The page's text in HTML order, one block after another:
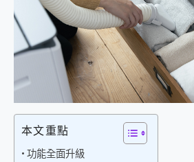
外型超吸晴~ 給您絕佳操控體驗 GravaStar Mercury K1 系列 異星機械鍵盤與 Mercury X 系列 輕量無線電競滑鼠 開箱 評測
開箱~變身「蜘蛛人」椅子軍師！MSI MPG 491CQP QD-OLED 超寬曲面電競螢幕，多工辦公、爽度滿滿的終極桌面體驗
DJI Osmo Pocket 3 爽爽帶回家 歡慶 EaseUS 21 週年到來，「Slogan 海報徵稿活動」好康大放送
小巧好吸不擋鏡頭 有Qi2認證的 ONPRO MagReact MXs2 5000mAh薄型磁吸無線急速行動電源 開箱 評測
會走動的冷暖氣 SONY REON POCKET PRO 穿戴式智慧冷暖調溫裝置 開箱 評測
寶可夢飛人外掛iToolab AnyGo全新升級，GO Fest 五折優惠嗨翻天！支援 iOS/Android！
百倍變焦實測~ vivo X200 Pro 與 S25 Ultra 誰能滿足全場景拍攝需求？
本文重點
功能全面升級